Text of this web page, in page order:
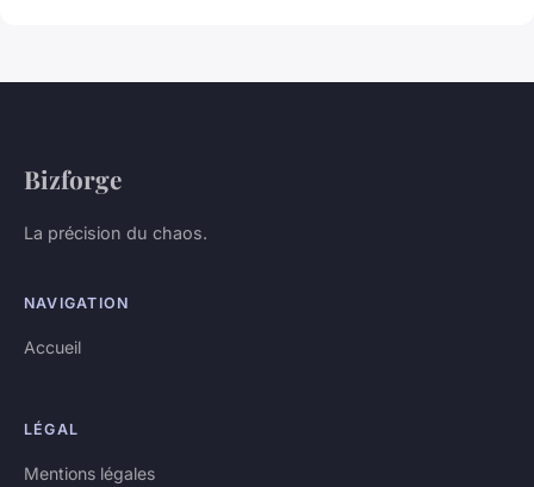
Bizforge
La précision du chaos.
NAVIGATION
Accueil
LÉGAL
Mentions légales